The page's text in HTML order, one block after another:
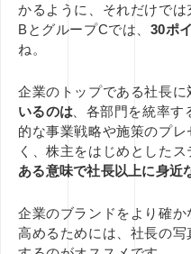
かるように、それだけで
BとグループCでは、 30ポ
ね。
企業のトップである社長に
いるのは、各部門を統率す
的な事業戦略や施策のプ
く、株主をはじめとした
ある意味で社長以上に身近
企業のブランドをより確
高めるためには、社長の